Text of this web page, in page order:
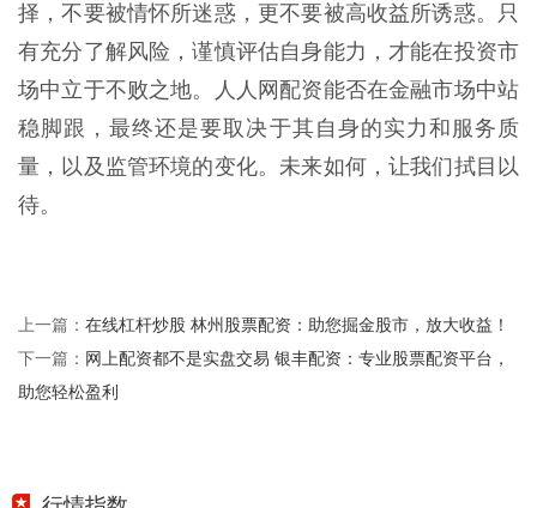
择，不要被情怀所迷惑，更不要被高收益所诱惑。只
有充分了解风险，谨慎评估自身能力，才能在投资市
场中立于不败之地。人人网配资能否在金融市场中站
稳脚跟，最终还是要取决于其自身的实力和服务质
量，以及监管环境的变化。未来如何，让我们拭目以
待。
上一篇： 在线杠杆炒股 林州股票配资：助您掘金股市，放大收益！
下一篇： 网上配资都不是实盘交易 银丰配资：专业股票配资平台，
助您轻松盈利